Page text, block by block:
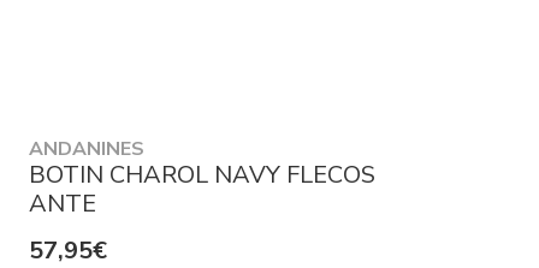
ANDANINES
BOTIN CHAROL NAVY FLECOS
ANTE
57,95€